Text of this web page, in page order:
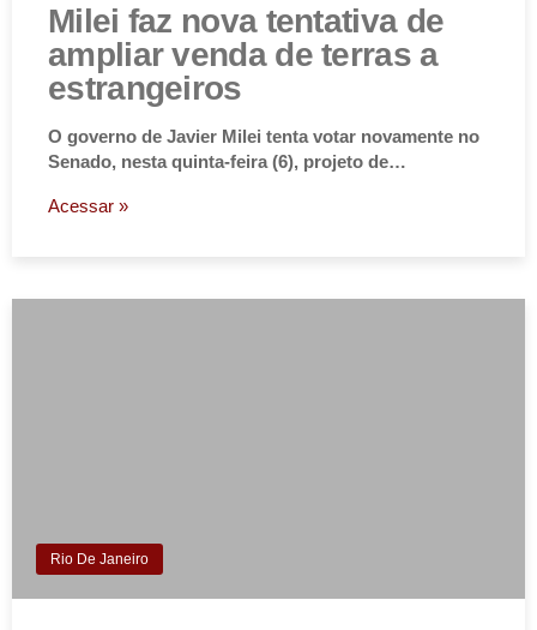
Milei faz nova tentativa de
ampliar venda de terras a
estrangeiros
O governo de Javier Milei tenta votar novamente no
Senado, nesta quinta-feira (6), projeto de…
Acessar »
Rio De Janeiro